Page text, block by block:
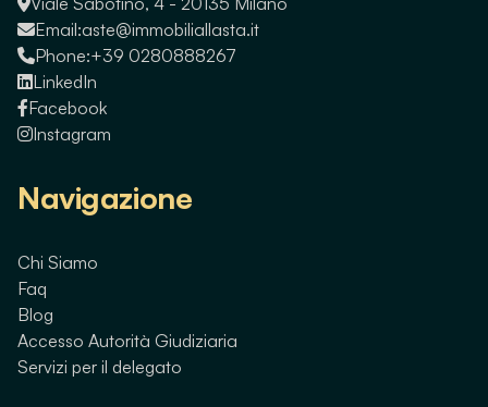
Email:aste@immobiliallasta.it
Phone:+39 0280888267
LinkedIn
Facebook
Instagram
Navigazione
Chi Siamo
Faq
Blog
Accesso Autorità Giudiziaria
Servizi per il delegato